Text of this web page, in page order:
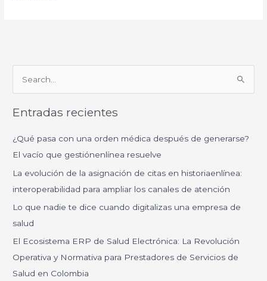
s
a
p
o
r
:
Entradas recientes
¿Qué pasa con una orden médica después de generarse?
El vacío que gestiónenlínea resuelve
La evolución de la asignación de citas en historiaenlínea:
interoperabilidad para ampliar los canales de atención
Lo que nadie te dice cuando digitalizas una empresa de
salud
El Ecosistema ERP de Salud Electrónica: La Revolución
Operativa y Normativa para Prestadores de Servicios de
Salud en Colombia